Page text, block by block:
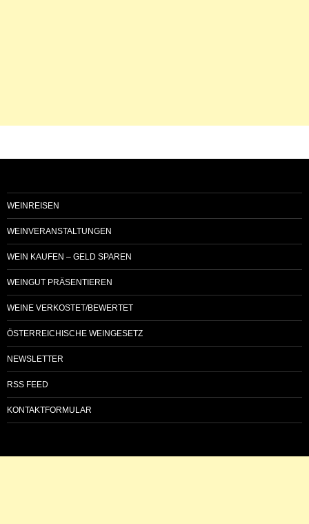
WEINREISEN
WEINVERANSTALTUNGEN
WEIN KAUFEN – GELD SPAREN
WEINGUT PRÄSENTIEREN
WEINE VERKOSTET/BEWERTET
ÖSTERREICHISCHE WEINGESETZ
NEWSLETTER
RSS FEED
KONTAKTFORMULAR